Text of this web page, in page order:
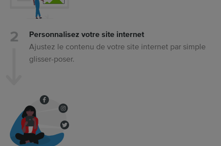
Personnalisez votre site internet
Ajustez le contenu de votre site internet par simple
glisser-poser.